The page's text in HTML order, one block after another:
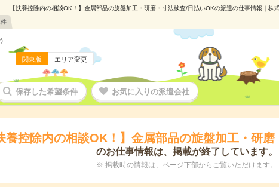
【扶養控除内の相談OK！】金属部品の旋盤加工・研磨・寸法検査/日払いOKの派遣の仕事情報｜
件
関東版 エリア変更
保存した希望条件 お気に入りの派遣会社
養控除内の相談OK！】金属部品の旋盤加工・研
のお仕事情報は、掲載が終了しています。
※ 掲載時の情報は、ページ下部からご覧いただけます。